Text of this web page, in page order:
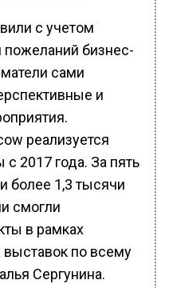
с учетом
пожеланий бизнес-
сами
и
реализуется
2017 года. За пять
более 1,3 тысячи
смогли
в рамках
по всему
Сергунина.